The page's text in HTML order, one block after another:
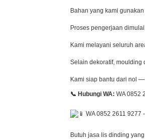
Bahan yang kami
Proses pengerjaan
Kami melayani seluruh
Selain dekoratif, moulding
Kami siap bantu dari nol
📞 Hubungi WA: WA 0852
Butuh jasa lis dinding